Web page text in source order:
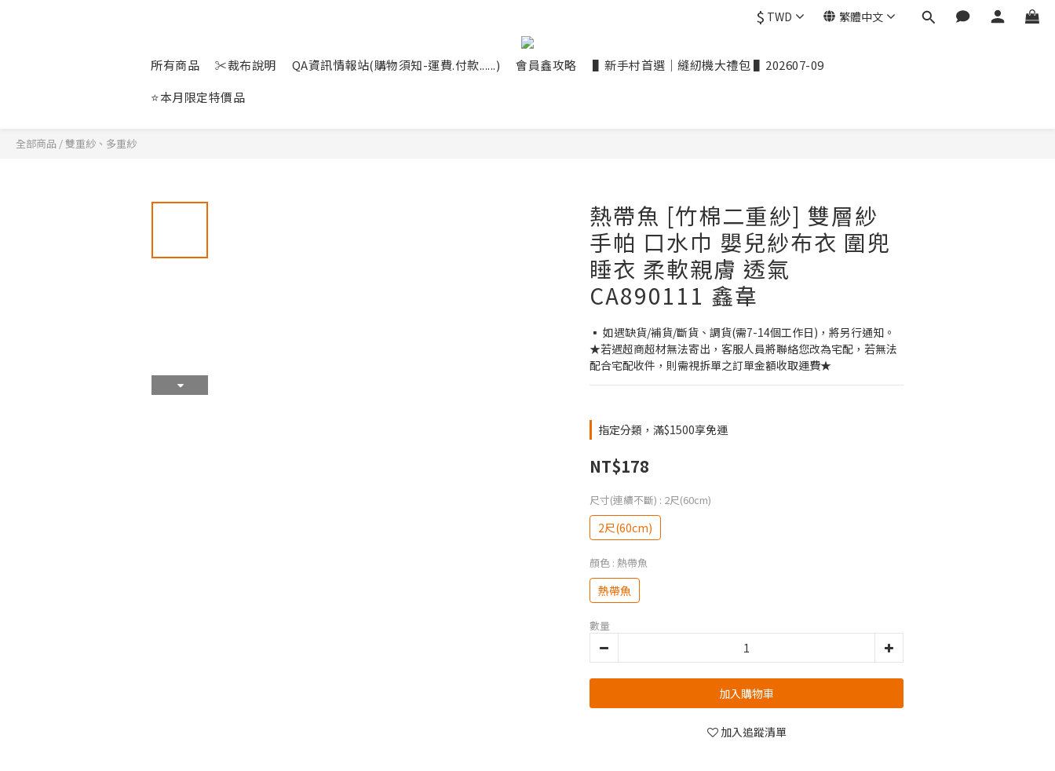
$ TWD 繁體中文
所有商品 ✂裁布說明 QA資訊情報站(購物須知-運費.付款......) 會員鑫攻略
▌新手村首選｜縫紉機大禮包 ▌202607-09
⭐本月限定特價品
全部商品 /雙重紗、多重紗
熱帶魚 [竹棉二重紗] 雙層紗
手帕 口水巾 嬰兒紗布衣 圍兜
睡衣 柔軟親膚 透氣
CA890111 鑫韋
▪ 如遇缺貨/補貨/斷貨、調貨(需7-14個工作日)，將另行通知。
★若遇超商超材無法寄出，客服人員將聯絡您改為宅配，若無法
配合宅配收件，則需視拆單之訂單金額收取運費★
指定分類，滿$1500享免運
NT$178
尺寸(連續不斷) : 2尺(60cm)
2尺(60cm)
顏色 : 熱帶魚
熱帶魚
數量
加入購物車
加入追蹤清單